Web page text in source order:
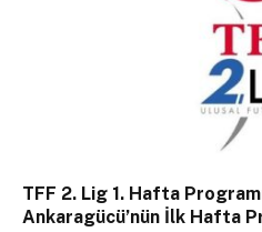
TFF 2. Lig 1. Hafta
Ankaragücü’nün İlk Hafta